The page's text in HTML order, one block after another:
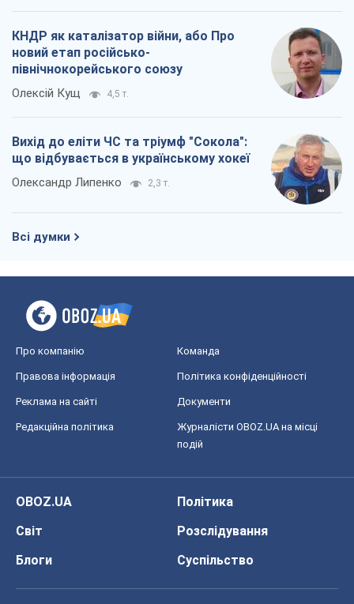
КНДР як каталізатор війни, або Про
новий етап російсько-
північнокорейського союзу
Олексій Кущ 4,5 т.
Вихід до еліти ЧС та тріумф "Сокола":
що відбувається в українському хокеї
Олександр Липенко 2,3 т.
Всі думки
Про компанію Команда
Правова інформація Політика конфіденційності
Реклама на сайті Документи
Редакційна політика
Журналісти OBOZ.UA на місці
подій
OBOZ.UA
Політика
Світ
Розслідування
Блоги
Суспільство